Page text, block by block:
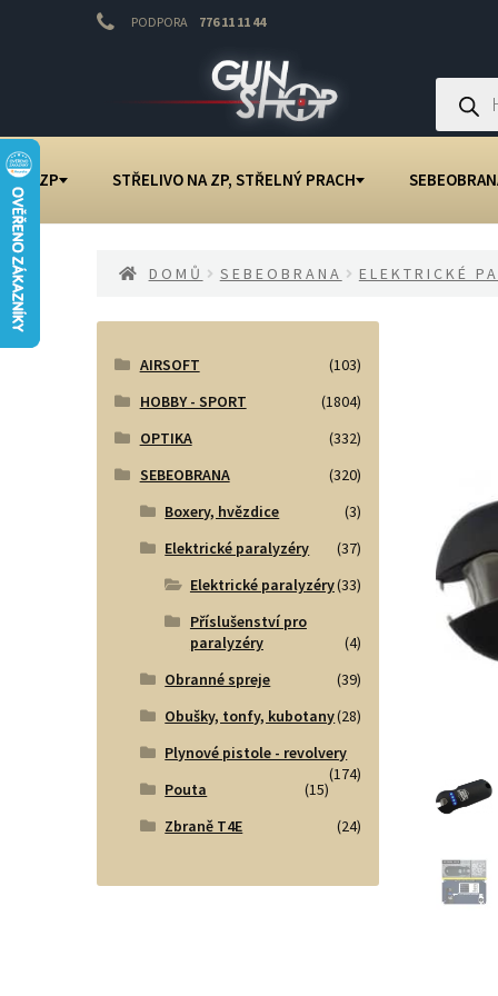
PODPORA 776 11 11 44
webu
Products
search
NA ZP STŘELIVO NA ZP, STŘELNÝ PRACH
DOMŮ SEBEOBRANA ELEKTRICKÉ
AIRSOFT
(103)
HOBBY - SPORT
(1804)
OPTIKA
(332)
SEBEOBRANA
(320)
Boxery, hvězdice
(3)
Elektrické paralyzéry
(37)
Elektrické paralyzéry(33)
Příslušenství pro
paralyzéry
(4)
Obranné spreje
(39)
Obušky, tonfy, kubotany(28)
Plynové pistole - revolvery
(174)
Pouta
(15)
Zbraně T4E
(24)